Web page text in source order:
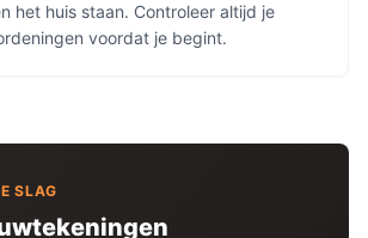
het huis staan. Controleer altijd je
voordat je begint.
SLAG